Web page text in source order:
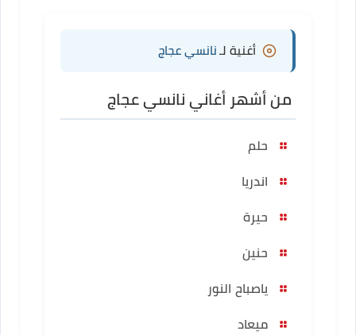
أغنية لـ نانسي عجاج
من أشهر أغاني نانسي عجاج
حلم
اندريا
حيرة
حنين
ياصباح النور
ميعاد